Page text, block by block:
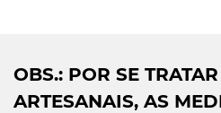
OBS.: POR SE
ARTESANAIS, AS